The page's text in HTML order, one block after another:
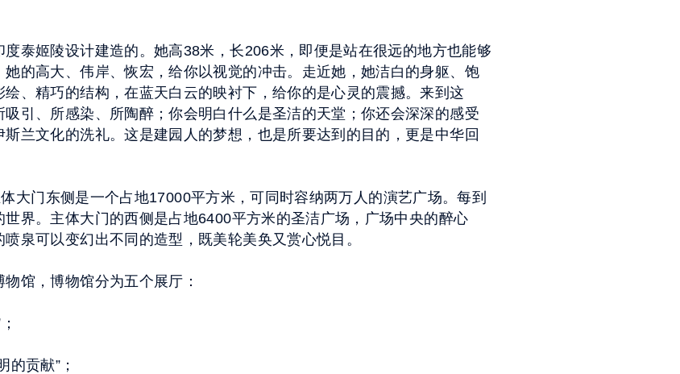
泰姬陵设计建造的。她高38米，长206米，即便是站在很远的地方也能够
的高大、伟岸、恢宏，给你以视觉的冲击。走近她，她洁白的身躯、饱
、精巧的结构，在蓝天白云的映衬下，给你的是心灵的震撼。来到这
引、所感染、所陶醉；你会明白什么是圣洁的天堂；你还会深深的感受
兰文化的洗礼。这是建园人的梦想，也是所要达到的目的，更是中华回
大门东侧是一个占地17000平方米，可同时容纳两万人的演艺广场。每到
界。主体大门的西侧是占地6400平方米的圣洁广场，广场中央的醉心
泉可以变幻出不同的造型，既美轮美奂又赏心悦目。
馆，博物馆分为五个展厅：
的贡献”；